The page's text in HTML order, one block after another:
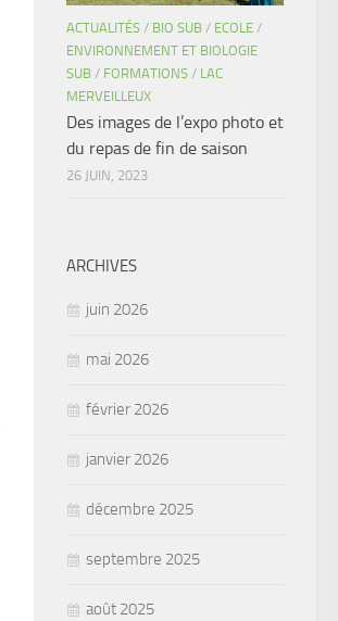
ACTUALITÉS / BIO SUB / ECOLE /
ENVIRONNEMENT ET BIOLOGIE
SUB / FORMATIONS / LAC
MERVEILLEUX
Des images de l’expo photo et
du repas de fin de saison
26 JUIN, 2023
ARCHIVES
juin 2026
mai 2026
février 2026
janvier 2026
décembre 2025
septembre 2025
août 2025